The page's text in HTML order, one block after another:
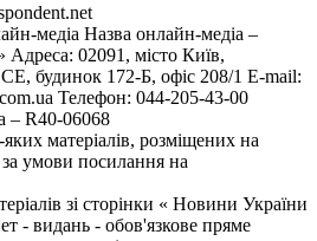
медіа Назва онлайн-медіа –
Адреса: 02091, місто Київ,
172-Б, офіс 208/1 E-mail:
Телефон: 044-205-43-00
– R40-06068
матеріалів, розміщених на
за умови посилання на
зі сторінки « Новини України
- видань - обов'язкове пряме